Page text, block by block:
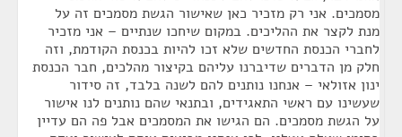
מסמכים. אני רק מזכיר כאן שאישור הגשת מסמכים זה על
מנת לקצר את ההליכים. במקום שיחכו שנתיים – אני מזכיר
לחברי הכנסת החדשים שלא זכו להיות בכנסת הקודמת, וזה
חלק מן הדברים שדיברנו עליהם בקיצור מהלכים, חבר הכנסת
ינון אזולאי – אנחנו נותנים להם לשנה בלבד, זה סידור
שעשינו עם ראשי התאגידים, ובתנאי שהם נותנים לנו אישור
על הגשת מסמכים. הם הגישו את המסמכים אבל פה הם עדיין